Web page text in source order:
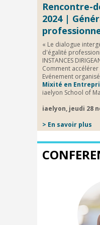
Rencontre-
2024 |
« Le dialogue
d'égalité
INSTANCES
Comment accélérer
Evénement
Mixité en
iaelyon School of
iaelyon, jeudi 28
> En savoir plus